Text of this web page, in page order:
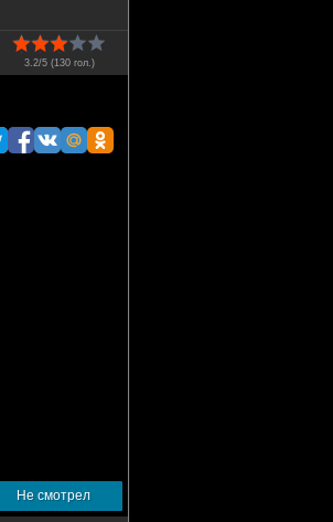
3.2/5 (130гол.)
Не смотрел